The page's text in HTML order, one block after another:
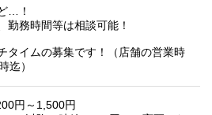
…！
勤務時間等は相談可能！
タイムの募集です！（店舗の営業時
迄）
円～1,500円